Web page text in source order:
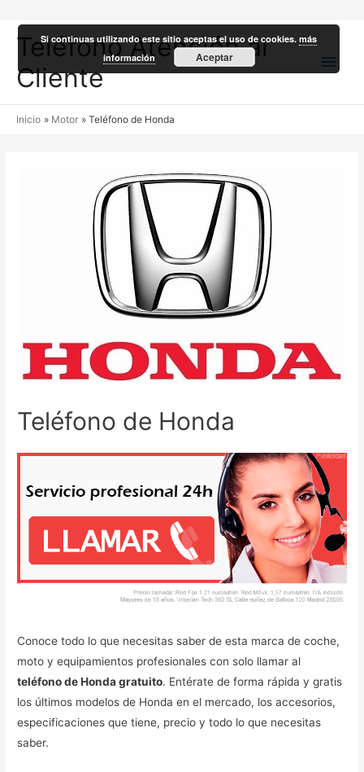
Teléfono Atención al
Cliente
Inicio Motor Teléfono de Honda
Teléfono de Honda
Conoce todo lo que necesitas saber de esta marca de coche,
moto y equipamientos profesionales con solo llamar al
teléfono de Honda gratuito. Entérate de forma rápida y gratis
los últimos modelos de Honda en el mercado, los accesorios,
especificaciones que tiene, precio y todo lo que necesitas
saber.
Si continuas utilizando este sitio aceptas el uso de cookies.más
información
Aceptar